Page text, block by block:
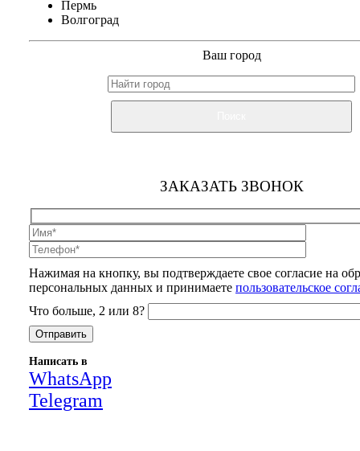
Пермь
Волгоград
Ваш город
ЗАКАЗАТЬ ЗВОНОК
Нажимая на кнопку, вы подтверждаете свое согласие на
персональных данных и принимаете пользовательское
Что больше, 2 или 8?
Написать в
WhatsApp
Telegram